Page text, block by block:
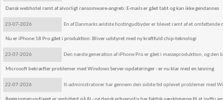
Dansk webhotel ramt af alvorligt ransomware-angreb: E-mails er gået tabt og kan ikke gendannes
23-07-2026 En af Danmarks ældste hostingudbyder er blevet ramt af et omfattende
Nu er iPhone 18 Pro gået i produktion: Bliver udstyret med ny kraftfuld chip-teknologi
23-07-2026 Den næste generation af iPhone Pro er gået i masseproduktion, og
Microsoft bekræfter problemer med Windows Server-opdateringer - er nu klar med en løsning
22-07-2026 It-administratorer har gennem den sidste tid oplevet problemer med